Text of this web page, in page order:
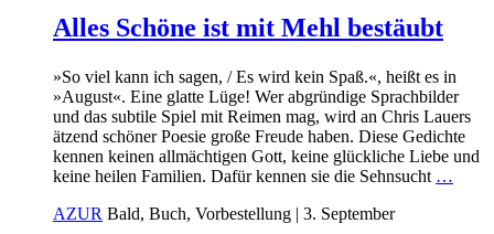
Alles Schöne ist mit Mehl bestäubt
»So viel kann ich sagen, / Es wird kein Spaß.«, heißt es in
»August«. Eine glatte Lüge! Wer abgründige Sprachbilder
und das subtile Spiel mit Reimen mag, wird an Chris Lauers
ätzend schöner Poesie große Freude haben. Diese Gedichte
kennen keinen allmächtigen Gott, keine glückliche Liebe und
keine heilen Familien. Dafür kennen sie die Sehnsucht …
AZUR Bald, Buch, Vorbestellung | 3. September